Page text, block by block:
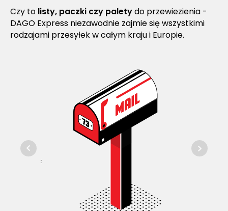
Czy to listy, paczki czy paletydo przewiezienia -
DAGO Express niezawodnie zajmie się wszystkimi
rodzajami przesyłek w całym kraju i Europie.